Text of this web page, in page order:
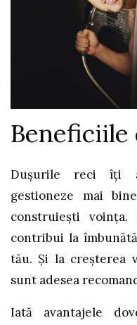
Dușurile reci îți
gestioneze mai
construiești voința.
contribui la
tău. Și la creșterea
sunt adesea
Iată avantajele